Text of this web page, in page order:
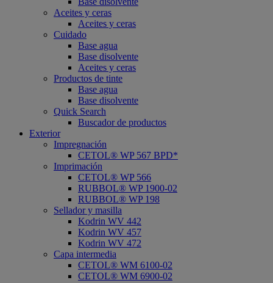
Aceites y ceras
Aceites y ceras
Cuidado
Base agua
Base disolvente
Aceites y ceras
Productos de tinte
Base agua
Base disolvente
Quick Search
Buscador de productos
Exterior
Impregnación
CETOL® WP 567 BPD*
Imprimación
CETOL® WP 566
RUBBOL® WP 1900-02
RUBBOL® WP 198
Sellador y masilla
Kodrin WV 442
Kodrin WV 457
Kodrin WV 472
Capa intermedia
CETOL® WM 6100-02
CETOL® WM 6900-02